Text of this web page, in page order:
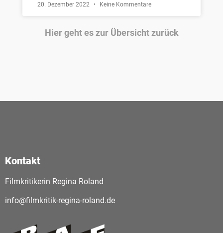
20. Dezember 2022 Keine Kommentare
Hier geht es zur Übersicht zurück
Kontakt
Filmkritikerin Regina Roland
info@filmkritik-regina-roland.de